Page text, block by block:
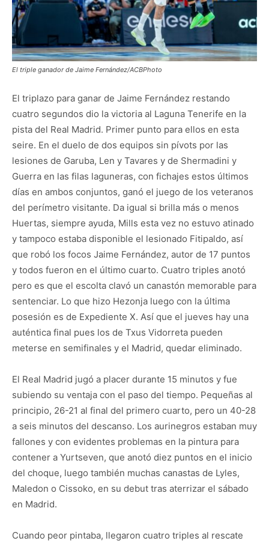
El triple ganador de Jaime Fernández/ACBPhoto
El triplazo para ganar de Jaime Fernández restando
cuatro segundos dio la victoria al Laguna Tenerife en la
pista del Real Madrid. Primer punto para ellos en esta
seire. En el duelo de dos equipos sin pívots por las
lesiones de Garuba, Len y Tavares y de Shermadini y
Guerra en las filas laguneras, con fichajes estos últimos
días en ambos conjuntos, ganó el juego de los veteranos
del perímetro visitante. Da igual si brilla más o menos
Huertas, siempre ayuda, Mills esta vez no estuvo atinado
y tampoco estaba disponible el lesionado Fitipaldo, así
que robó los focos Jaime Fernández, autor de 17 puntos
y todos fueron en el último cuarto. Cuatro triples anotó
pero es que el escolta clavó un canastón memorable para
sentenciar. Lo que hizo Hezonja luego con la última
posesión es de Expediente X. Así que el jueves hay una
auténtica final pues los de Txus Vidorreta pueden
meterse en semifinales y el Madrid, quedar eliminado.
El Real Madrid jugó a placer durante 15 minutos y fue
subiendo su ventaja con el paso del tiempo. Pequeñas al
principio, 26-21 al final del primero cuarto, pero un 40-28
a seis minutos del descanso. Los aurinegros estaban muy
fallones y con evidentes problemas en la pintura para
contener a Yurtseven, que anotó diez puntos en el inicio
del choque, luego también muchas canastas de Lyles,
Maledon o Cissoko, en su debut tras aterrizar el sábado
en Madrid.
Cuando peor pintaba, llegaron cuatro triples al rescate